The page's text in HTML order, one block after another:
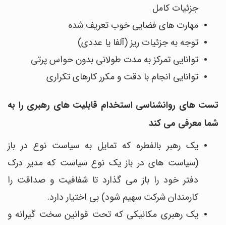
جزئیات کامل
مهارت های فضایی خوب تعریف شده
توجه به جزئیات ریز (آلفا یا عددی)
توانایی تمرکز به مدت طولانی بدون حواس پرتی
توانایی انجام با دقت و مکرر کارهای تکراری
تست های روانشناسی استخدام قابلیت های رهبری را به
شما معرفی می کند
یک رهبر بالفطره که تمایل به سیاست نوع در باز
(سیاست های در باز یک نوع سیاست که مدیر درک
دفتر خود را باز می گذارد تا شفافیت و صداقت را
کارمندان شرکت سهیم شود) بی اختیار دارد.
یک رهبری مکانیکی که تحت قوانین سخت‌ گیرانه و